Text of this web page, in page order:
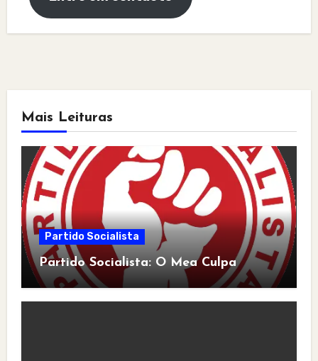
Mais Leituras
Partido Socialista
Partido Socialista: O Mea Culpa